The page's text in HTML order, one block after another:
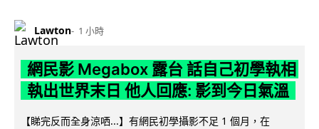
Lawton 1 小時
網民影 Megabox 露台 話自己初學執相
執出世界末日 他人回應: 影到今日氣溫
【睇完反而全身涼哂...】有網民初學攝影不足 1 個月，在